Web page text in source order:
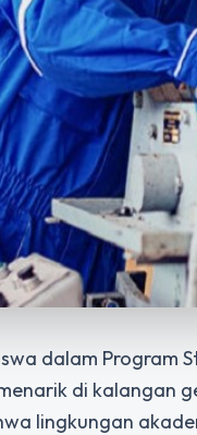
dalam Program
di kalangan
lingkungan